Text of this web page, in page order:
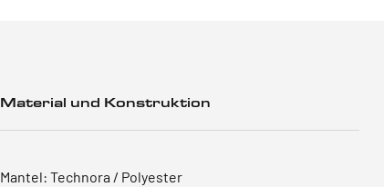
Material und Konstruktion
Mantel: Technora / Polyester